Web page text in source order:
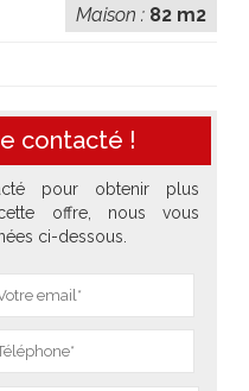
Maison : 82 m2
contacté !
pour obtenir plus
offre, nous vous
ci-dessous.